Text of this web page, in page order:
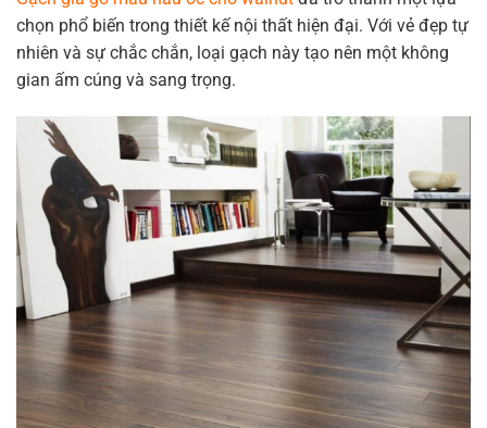
chọn phổ biến trong thiết kế nội thất hiện đại. Với vẻ đẹp tự
nhiên và sự chắc chắn, loại gạch này tạo nên một không
gian ấm cúng và sang trọng.